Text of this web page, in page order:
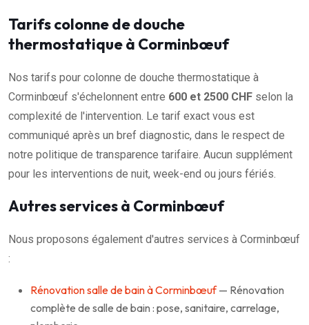
Tarifs colonne de douche
thermostatique à Corminbœuf
Nos tarifs pour colonne de douche thermostatique à
Corminbœuf s'échelonnent entre 600 et 2500 CHF selon la
complexité de l'intervention. Le tarif exact vous est
communiqué après un bref diagnostic, dans le respect de
notre politique de transparence tarifaire. Aucun supplément
pour les interventions de nuit, week-end ou jours fériés.
Autres services à Corminbœuf
Nous proposons également d'autres services à Corminbœuf
:
Rénovation salle de bain à Corminbœuf— Rénovation
complète de salle de bain : pose, sanitaire, carrelage,